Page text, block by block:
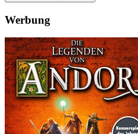
Werbung